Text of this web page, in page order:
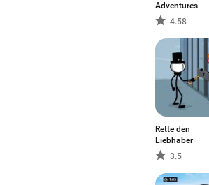
Adventures
4.58
Rette den
Liebhaber
3.5